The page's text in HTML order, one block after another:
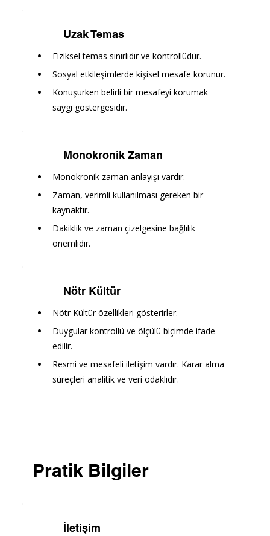
Uzak Temas
Fiziksel temas sınırlıdır ve kontrollüdür.
Sosyal etkileşimlerde kişisel mesafe korunur.
Konuşurken belirli bir mesafeyi korumak
saygı göstergesidir.
Monokronik Zaman
Monokronik zaman anlayışı vardır.
Zaman, verimli kullanılması gereken bir
kaynaktır.
Dakiklik ve zaman çizelgesine bağlılık
önemlidir.
Nötr Kültür
Nötr Kültür özellikleri gösterirler.
Duygular kontrollü ve ölçülü biçimde ifade
edilir.
Resmi ve mesafeli iletişim vardır. Karar alma
süreçleri analitik ve veri odaklıdır.
İletişim
Pratik Bilgiler